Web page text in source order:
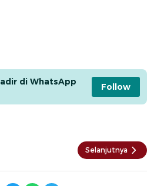
di WhatsApp
Follow
Selanjutnya